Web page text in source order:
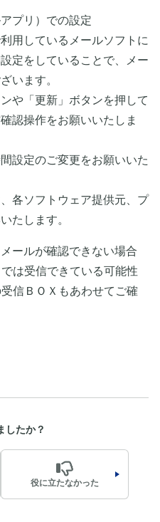
プリ）での設定
用しているメールソフトに
定をしていることで、メー
います。
や「更新」ボタンを押して
認操作をお願いいたしま
設定のご変更をお願いいた
各ソフトウェア提供元、プ
たします。
ールが確認できない場合
は受信できている可能性
信ＢＯＸもあわせてご確
したか？
役に立たなかった